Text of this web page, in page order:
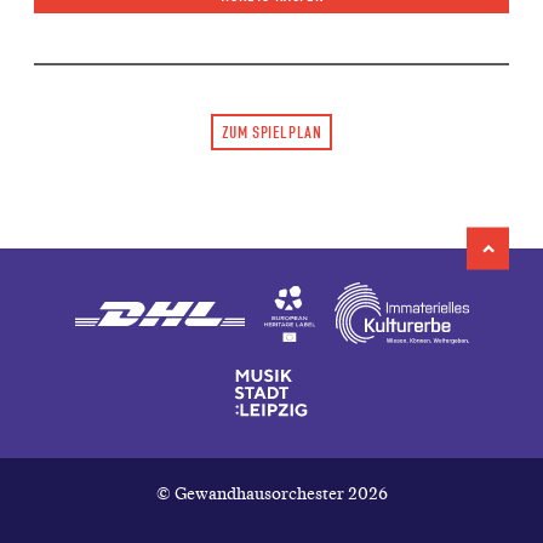
ZUM SPIELPLAN
© Gewandhausorchester 2026